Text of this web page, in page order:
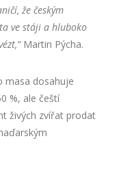
že českým
ve stáji a hluboko
Martin Pýcha.
masa dosahuje
%, ale čeští
živých zvířat prodat